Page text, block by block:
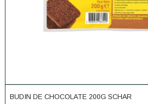
BUDIN DE CHOCOLATE 200G SCHAR